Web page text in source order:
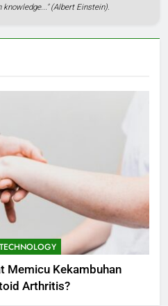
(Albert Einstein).
Memicu Kekambuhan
Arthritis?